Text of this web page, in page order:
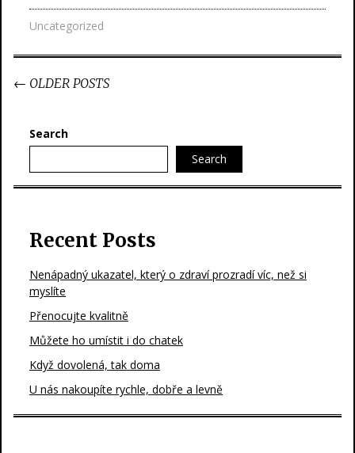
Uncategorized
Post
← OLDER POSTS
Search
Search
Recent Posts
Nenápadný ukazatel, který o zdraví prozradí víc, než si
myslíte
Přenocujte kvalitně
Můžete ho umístit i do chatek
Když dovolená, tak doma
U nás nakoupíte rychle, dobře a levně